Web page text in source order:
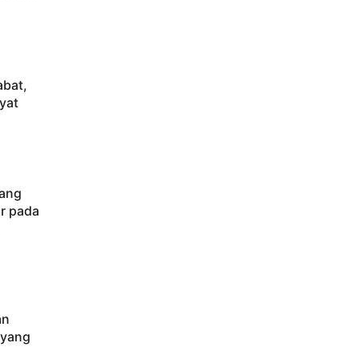
pada